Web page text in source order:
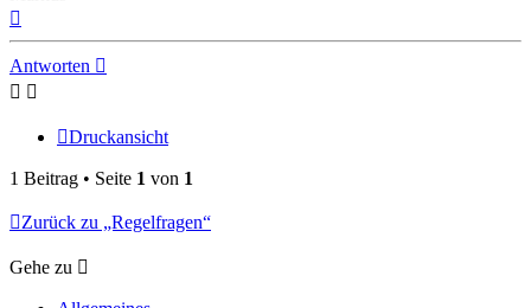
Antworten
Druckansicht
1 Beitrag • Seite 1 von 1
Zurück zu „Regelfragen“
Gehe zu